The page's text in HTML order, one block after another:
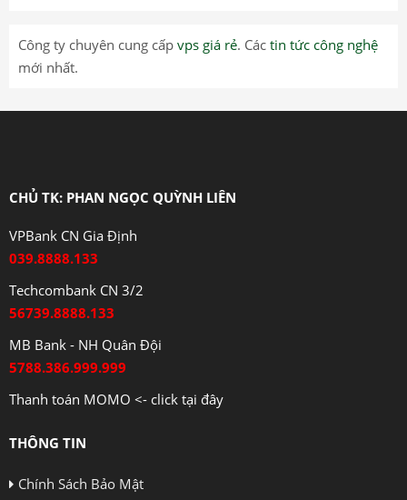
Công ty chuyên cung cấp vps giá rẻ. Các tin tức công nghệ
mới nhất.
CHỦ TK: PHAN NGỌC QUỲNH LIÊN
VPBank CN Gia Định
039.8888.133
Techcombank CN 3/2
56739.8888.133
MB Bank - NH Quân Đội
5788.386.999.999
Thanh toán MOMO <- click tại đây
THÔNG TIN
Chính Sách Bảo Mật